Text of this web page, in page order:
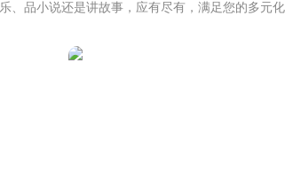
品小说还是讲故事，应有尽有，满足您的多元